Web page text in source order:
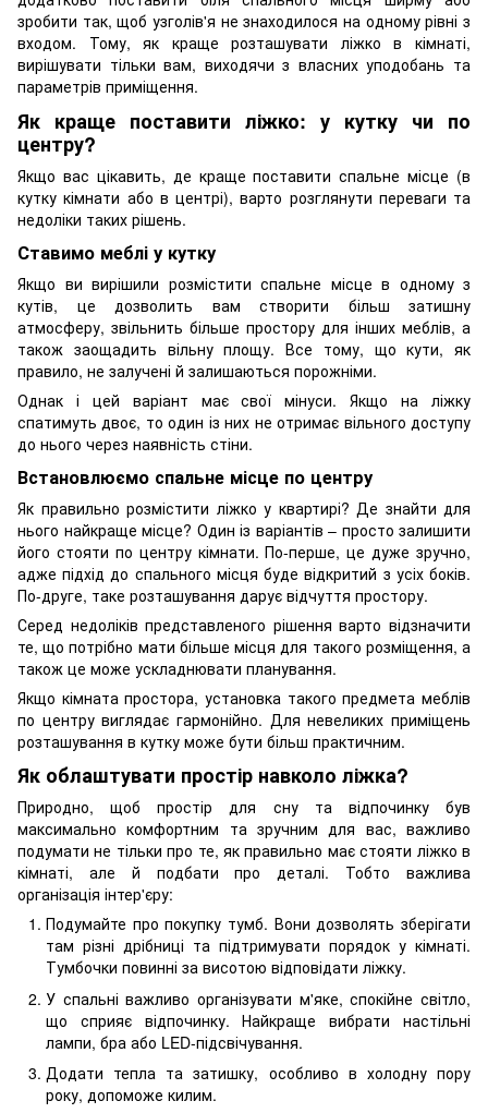
зробити так, щоб узголів'я не знаходилося на одному рівні з
входом. Тому, як краще розташувати ліжко в кімнаті,
вирішувати тільки вам, виходячи з власних уподобань та
параметрів приміщення.
Як краще поставити ліжко: у кутку чи по
центру?
Якщо вас цікавить, де краще поставити спальне місце (в
кутку кімнати або в центрі), варто розглянути переваги та
недоліки таких рішень.
Ставимо меблі у кутку
Якщо ви вирішили розмістити спальне місце в одному з
кутів, це дозволить вам створити більш затишну
атмосферу, звільнить більше простору для інших меблів, а
також заощадить вільну площу. Все тому, що кути, як
правило, не залучені й залишаються порожніми.
Однак і цей варіант має свої мінуси. Якщо на ліжку
спатимуть двоє, то один із них не отримає вільного доступу
до нього через наявність стіни.
Встановлюємо спальне місце по центру
Як правильно розмістити ліжко у квартирі? Де знайти для
нього найкраще місце? Один із варіантів – просто залишити
його стояти по центру кімнати. По-перше, це дуже зручно,
адже підхід до спального місця буде відкритий з усіх боків.
По-друге, таке розташування дарує відчуття простору.
Серед недоліків представленого рішення варто відзначити
те, що потрібно мати більше місця для такого розміщення, а
також це може ускладнювати планування.
Якщо кімната простора, установка такого предмета меблів
по центру виглядає гармонійно. Для невеликих приміщень
розташування в кутку може бути більш практичним.
Як облаштувати простір навколо ліжка?
Природно, щоб простір для сну та відпочинку був
максимально комфортним та зручним для вас, важливо
подумати не тільки про те, як правильно має стояти ліжко в
кімнаті, але й подбати про деталі. Тобто важлива
організація інтер'єру:
Подумайте про покупку тумб. Вони дозволять зберігати
там різні дрібниці та підтримувати порядок у кімнаті.
Тумбочки повинні за висотою відповідати ліжку.
У спальні важливо організувати м'яке, спокійне світло,
що сприяє відпочинку. Найкраще вибрати настільні
лампи, бра або LED-підсвічування.
Додати тепла та затишку, особливо в холодну пору
року, допоможе килим.